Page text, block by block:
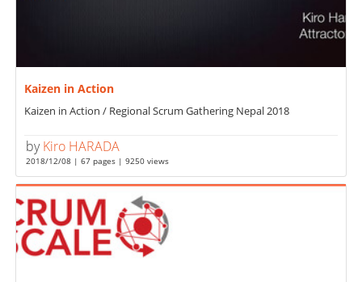
Kaizen in Action
Kaizen in Action / Regional Scrum Gathering Nepal 2018
byKiro HARADA
2018/12/08 | 67 pages | 9250 views